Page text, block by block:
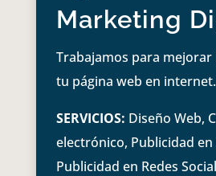
Marketing
Trabajamos para mejorar
tu página web en internet.
SERVICIOS: Diseño Web,
electrónico, Publicidad en
Publicidad en Redes